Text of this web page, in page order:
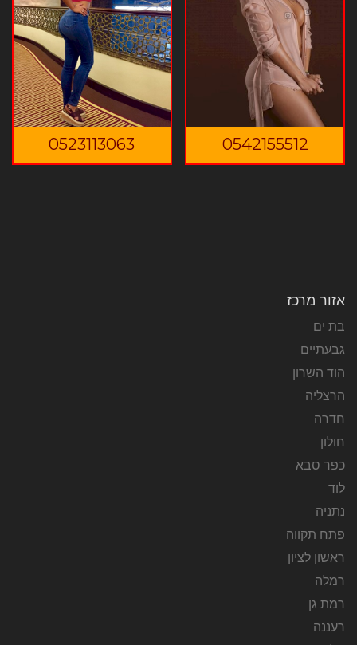
0542155512
0523113063
אזור מרכז
בת ים
גבעתיים
הוד השרון
הרצליה
חדרה
חולון
כפר סבא
לוד
נתניה
פתח תקווה
ראשון לציון
רמלה
רמת גן
רעננה